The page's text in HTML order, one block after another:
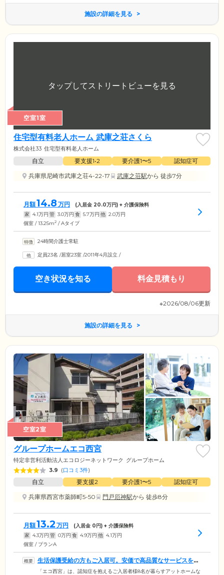
施設の詳細を見る
空室1室
住宅型有料老人ホーム 武庫之荘さくら
株式会社33 住宅型有料老人ホーム
自立 要支援1•2 要介護1〜5
認知症可
兵庫県尼崎市武庫之荘4-22-17
武庫之荘駅から 徒歩7分
月額14.8 万円 (入居金 20.0万円) + 介護保険料
家 4.1万円 管 3.0万円 食 5.7万円 他 2.0万円
個室 / 13.25m2 / Aタイプ
24時間介護士常駐
定員23名 /居室23室 /2011年4月設立 /
空き状況を知る 料金見積もり
※2026/08/06更新
施設の詳細を見る
空室2室
グループホームエコ西宮
特定非営利活動法人エコロジーネットワーク グループホーム
3.9 (口コミ3件)
自立 要支援2 要介護1〜5
認知症可
兵庫県西宮市薬師町5-50
門戸厄神駅から 徒歩8分
月額13.2 万円 (入居金 0円) + 介護保険料
家 4.3万円 管 0万円 食 4.9万円 他 4.1万円
個室 / プランA
生活保護受給の方もご入居可。安価で高品質なサービスを提
供します
「エコ西宮」は、認知症を抱えるご入居者様8名が暮らすアットホームな